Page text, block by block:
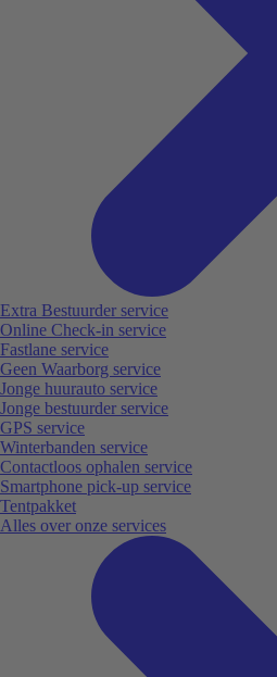
Extra Bestuurder service
Online Check-in service
Fastlane service
Geen Waarborg service
Jonge huurauto service
Jonge bestuurder service
GPS service
Winterbanden service
Contactloos ophalen service
Smartphone pick-up service
Tentpakket
Alles over onze services